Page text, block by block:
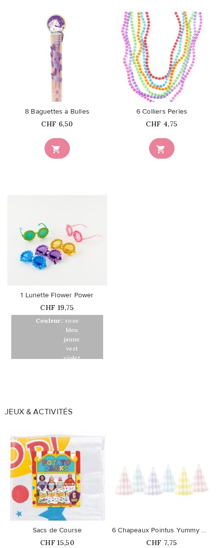

8 Baguettes à Bulles
Prix
CHF 6,50

6 Colliers Perles
Prix
CHF 4,75
favorite_border
Couleur: rose
bleu
jaune
vert
Couleur: violet
1 Lunette Flower Power
Prix
CHF 19,75
JEUX & ACTIVITÉS
favorite_border
Sacs de Course
Prix
CHF 15,50
favorite_border
6 Chapeaux Pointus Yummy Mix
Prix
CHF 7,75